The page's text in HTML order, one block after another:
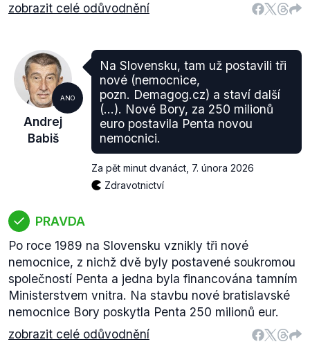
zobrazit celé odůvodnění
ANO
Andrej
Babiš
Na Slovensku, tam už postavili tři
nové (nemocnice,
pozn. Demagog.cz) a staví další
(...). Nové Bory, za 250 milionů
euro postavila Penta novou
nemocnici.
Za pět minut dvanáct 7. února 2026
Zdravotnictví
PRAVDA
Po roce 1989 na Slovensku vznikly tři nové
nemocnice, z nichž dvě byly postavené soukromou
společností Penta a jedna byla financována tamním
Ministerstvem vnitra. Na stavbu nové bratislavské
nemocnice Bory poskytla Penta 250 milionů eur.
zobrazit celé odůvodnění